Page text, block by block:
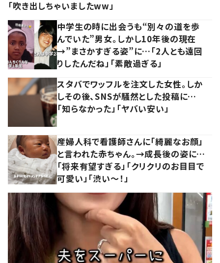
「吹き出しちゃいましたww」
中学生の時に出会うも“別々の道を歩
んでいた”男女。しかし10年後の現在
→”まさかすぎる姿”に…「2人とも遠回
りしたんだね」「素敵過ぎる」
スタバでワッフルを注文した女性。しか
しその後、SNSが騒然とした投稿に…
「知らなかった」「ヤバい安い」
産婦人科で看護師さんに「綺麗なお顔」
と言われた赤ちゃん。→成長後の姿に…
「将来有望すぎる」「クリクリのお目目で
可愛い」「渋い～！」